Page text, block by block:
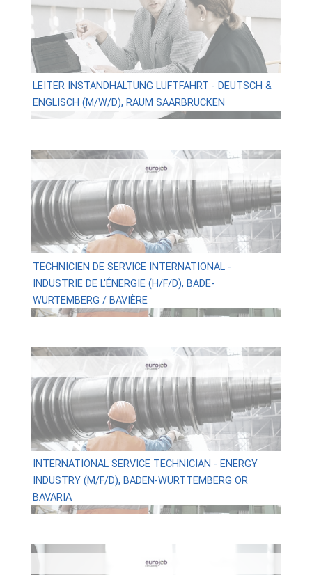
LEITER INSTANDHALTUNG LUFTFAHRT - DEUTSCH &
ENGLISCH (M/W/D), RAUM SAARBRÜCKEN
TECHNICIEN DE SERVICE INTERNATIONAL -
INDUSTRIE DE L'ÉNERGIE (H/F/D), BADE-
WURTEMBERG / BAVIÈRE
INTERNATIONAL SERVICE TECHNICIAN - ENERGY
INDUSTRY (M/F/D), BADEN-WÜRTTEMBERG OR
BAVARIA